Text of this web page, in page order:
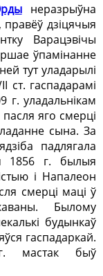
неразрыўна
дзіцячыя
Варацэвічы
ўпамінанне
тут уладарылі
ст. гаспадарамі
г. уладальнікам
яго смерці
сына. За
падлягала
1856 г. былыя
і Напалеон
смерці маці ў
Былому
будынкаў
гаспадаркай.
мастак быў